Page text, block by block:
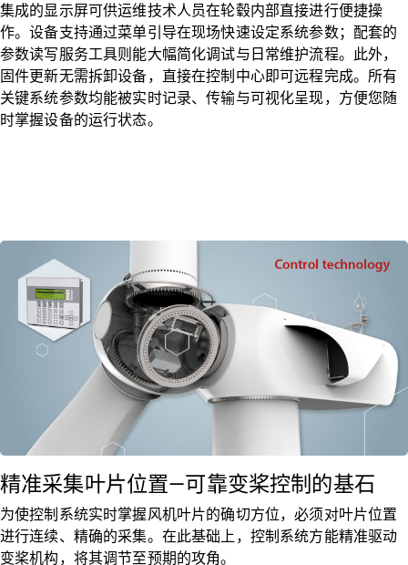
集成的显示屏可供运维技术人员在轮毂内部直接进行便捷操
作。设备支持通过菜单引导在现场快速设定系统参数；配套的
参数读写服务工具则能大幅简化调试与日常维护流程。此外，
固件更新无需拆卸设备，直接在控制中心即可远程完成。所有
关键系统参数均能被实时记录、传输与可视化呈现，方便您随
时掌握设备的运行状态。
精准采集叶片位置—可靠变桨控制的基石
为使控制系统实时掌握风机叶片的确切方位，必须对叶片位置
进行连续、精确的采集。在此基础上，控制系统方能精准驱动
变桨机构，将其调节至预期的攻角。